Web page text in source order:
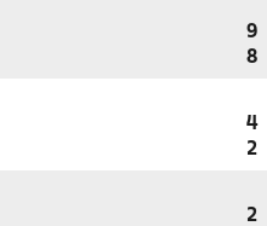
9
8
4
2
2